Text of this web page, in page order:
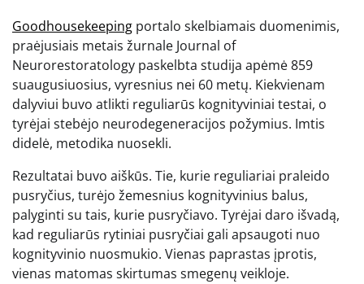
Goodhousekeeping portalo skelbiamais duomenimis,
praėjusiais metais žurnale Journal of
Neurorestoratology paskelbta studija apėmė 859
suaugusiuosius, vyresnius nei 60 metų. Kiekvienam
dalyviui buvo atlikti reguliarūs kognityviniai testai, o
tyrėjai stebėjo neurodegeneracijos požymius. Imtis
didelė, metodika nuosekli.
Rezultatai buvo aiškūs. Tie, kurie reguliariai praleido
pusryčius, turėjo žemesnius kognityvinius balus,
palyginti su tais, kurie pusryčiavo. Tyrėjai daro išvadą,
kad reguliarūs rytiniai pusryčiai gali apsaugoti nuo
kognityvinio nuosmukio. Vienas paprastas įprotis,
vienas matomas skirtumas smegenų veikloje.